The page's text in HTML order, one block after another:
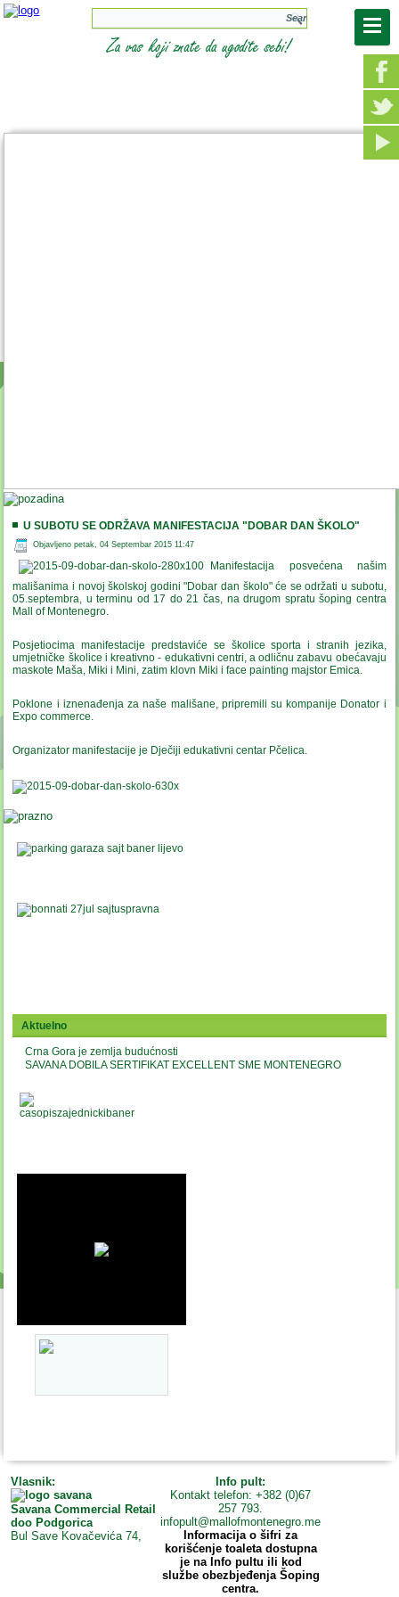
U SUBOTU SE ODRŽAVA MANIFESTACIJA "DOBAR DAN ŠKOLO"
Objavljeno petak, 04 Septembar 2015 11:47
Manifestacija posvećena našim
mališanima i novoj školskoj godini "Dobar dan školo" će se održati u subotu,
05.septembra, u terminu od 17 do 21 čas, na drugom spratu šoping centra
Mall of Montenegro.
Posjetiocima manifestacije predstaviće se školice sporta i stranih jezika,
umjetničke školice i kreativno - edukativni centri, a odličnu zabavu obećavaju
maskote Maša, Miki i Mini, zatim klovn Miki i face painting majstor Emica.
Poklone i iznenađenja za naše mališane, pripremili su kompanije Donator i
Expo commerce.
Organizator manifestacije je Dječiji edukativni centar Pčelica.
Aktuelno
Crna Gora je zemlja budućnosti
SAVANA DOBILA SERTIFIKAT EXCELLENT SME MONTENEGRO
Vlasnik:
Savana Commercial Retail
doo Podgorica
Bul Save Kovačevića 74,
Info pult:
Kontakt telefon: +382 (0)67
257 793.
infopult@mallofmontenegro.me
Informacija o šifri za
korišćenje toaleta dostupna
je na Info pultu ili kod
službe obezbjeđenja Šoping
centra.